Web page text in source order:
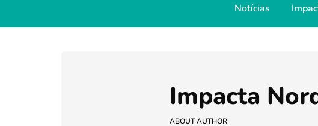
Notícias
Impacta
ABOUT AUTHOR